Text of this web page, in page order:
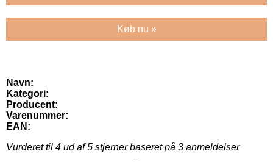
Køb nu »
Navn:
Kategori:
Producent:
Varenummer:
EAN:
Vurderet til 4 ud af 5 stjerner baseret på 3 anmeldelser